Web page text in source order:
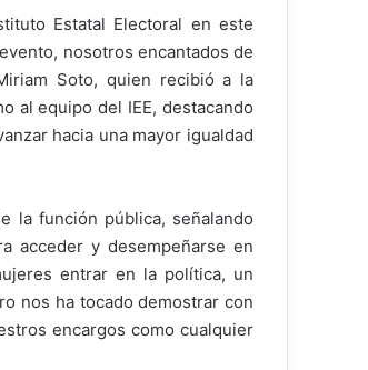
Estatal Electoral en este
nosotros encantados de
Soto, quien recibió a la
al equipo del IEE, destacando
hacia una mayor igualdad
la función pública, señalando
acceder y desempeñarse en
entrar en la política, un
nos ha tocado demostrar con
encargos como cualquier